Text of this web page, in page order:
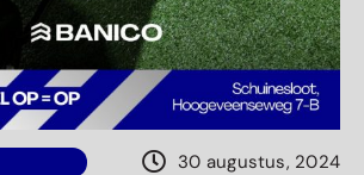
30 augustus, 2024